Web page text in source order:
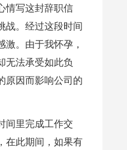
情写这封辞职信
战。经过这段时间
。由于我怀孕，
无法承受如此负
原因而影响公司的
间里完成工作交
在此期间，如果有